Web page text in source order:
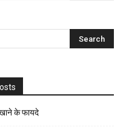
खाने के फायदे